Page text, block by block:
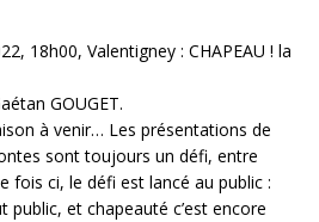
18h00, Valentigney : CHAPEAU ! la
GOUGET.
à venir… Les présentations de
sont toujours un défi, entre
fois ci, le défi est lancé au public :
public, et chapeauté c’est encore